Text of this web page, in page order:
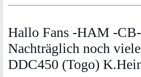
Hallo Fans -HAM -
Nachträglich noch
DDC450 (Togo)